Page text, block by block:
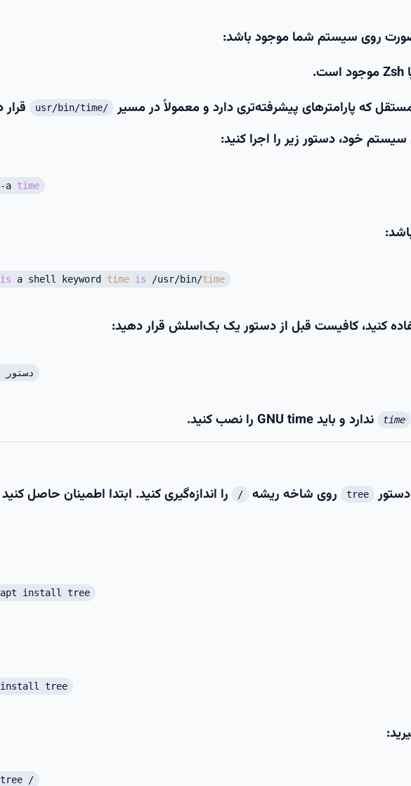
روی سیستم شما موجود باشد:
که پارامترهای پیشرفته‌تری دارد و معمولاً در مسیر /usr/bin/time
قرار
خود، دستور زیر را اجرا کنید:
-a time
is a shell keyword time is /usr/bin/time
دستور
time ندارد و باید GNU time را نصب کنید.
tree روی شاخه ریشه /
را اندازه‌گیری کنید. ابتدا اطمینان حاصل
apt install tree
install tree
tree /